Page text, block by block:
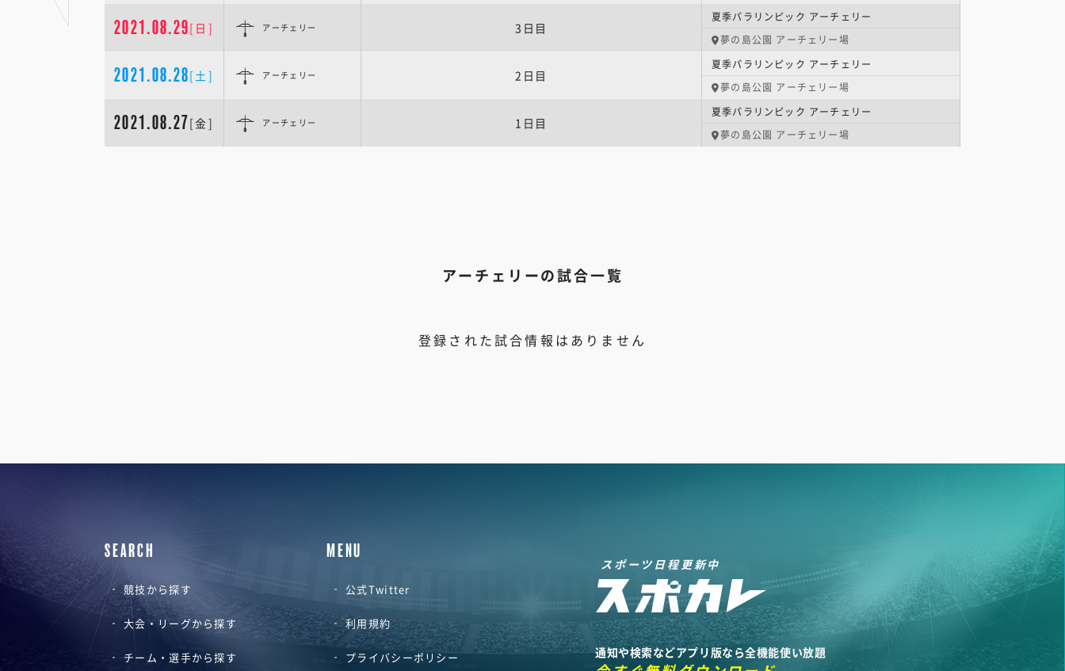
2021.08.29[日] アーチェリー 3日目
夏季パラリンピック アーチェリー
夢の島公園 アーチェリー場
2021.08.28[土] アーチェリー 2日目
夏季パラリンピック アーチェリー
夢の島公園 アーチェリー場
2021.08.27[金] アーチェリー 1日目
夏季パラリンピック アーチェリー
夢の島公園 アーチェリー場
アーチェリーの試合一覧
登録された試合情報はありません
SEARCH
競技から探す
大会・リーグから探す
チーム・選手から探す
MENU
公式Twitter
利用規約
プライバシーポリシー
スポーツ日程更新中
通知や検索などアプリ版なら全機能使い放題